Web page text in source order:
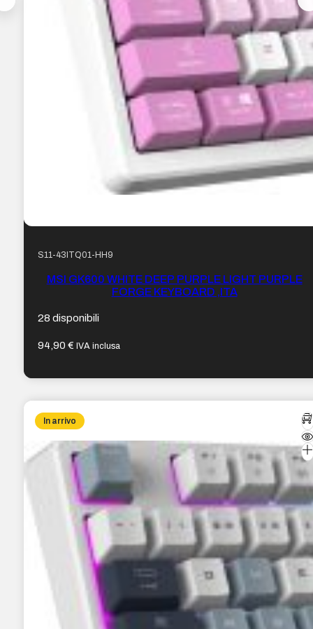
S11-43ITQ01-HH9
MSI GK600 WHITE DEEP PURPLE LIGHT PURPLE
FORGE KEYBOARD ,ITA
28 disponibili
94,90€ IVA inclusa
In arrivo